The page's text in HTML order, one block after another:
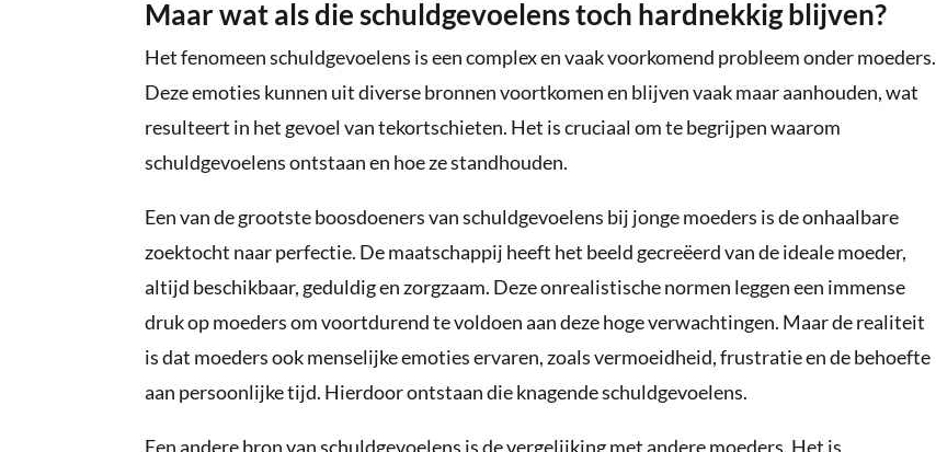
Maar wat als die schuldgevoelens toch hardnekkig blijven?
Het fenomeen schuldgevoelens is een complex en vaak voorkomend probleem onder moeders.
Deze emoties kunnen uit diverse bronnen voortkomen en blijven vaak maar aanhouden, wat
resulteert in het gevoel van tekortschieten. Het is cruciaal om te begrijpen waarom
schuldgevoelens ontstaan en hoe ze standhouden.
Een van de grootste boosdoeners van schuldgevoelens bij jonge moeders is de onhaalbare
zoektocht naar perfectie. De maatschappij heeft het beeld gecreëerd van de ideale moeder,
altijd beschikbaar, geduldig en zorgzaam. Deze onrealistische normen leggen een immense
druk op moeders om voortdurend te voldoen aan deze hoge verwachtingen. Maar de realiteit
is dat moeders ook menselijke emoties ervaren, zoals vermoeidheid, frustratie en de behoefte
aan persoonlijke tijd. Hierdoor ontstaan die knagende schuldgevoelens.
Een andere bron van schuldgevoelens is de vergelijking met andere moeders. Het is